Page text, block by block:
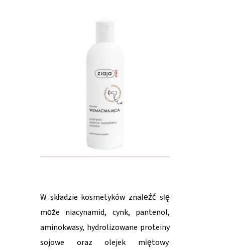
W składzie kosmetyków znaleźć się
może niacynamid, cynk, pantenol,
aminokwasy, hydrolizowane proteiny
sojowe oraz olejek miętowy.